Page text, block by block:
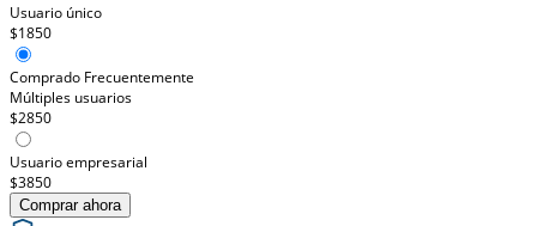
Usuario único
$1850
Comprado Frecuentemente
Múltiples usuarios
$2850
Usuario empresarial
$3850
Comprar ahora